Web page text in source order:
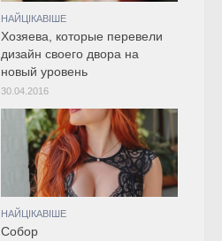
НАЙЦІКАВІШЕ
Хозяева, которые перевели
дизайн своего двора на
новый уровень
30.04.2016
НАЙЦІКАВІШЕ
Собор